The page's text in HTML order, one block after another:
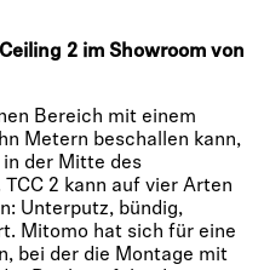
2 im Showroom von
Bereich mit einem
Metern beschallen kann,
der Mitte des
2 kann auf vier Arten
Unterputz, bündig,
Mitomo hat sich für eine
bei der die Montage mit